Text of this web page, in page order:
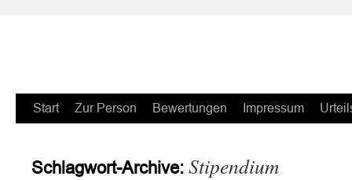
Zum
springen
Start Zur Person Bewertungen Impressum
Schlagwort-Archive: Stipendium